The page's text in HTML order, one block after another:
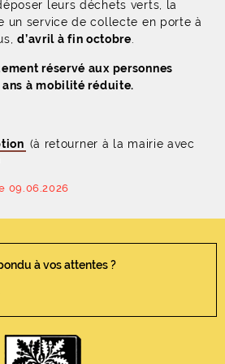
leurs déchets verts, la
un service de collecte en porte à
d’avril à fin octobre
réservé aux personnes
à mobilité réduite.
(à retourner à la mairie avec
09.06.2026
à vos attentes ?